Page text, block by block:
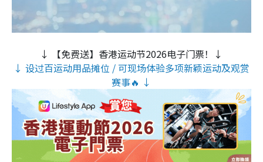
↓ 【免费送】香港运动节2026电子门票！↓
↓ 设过百运动用品摊位 / 可现场体验多项新颖运动及观赏
赛事🔥 ↓